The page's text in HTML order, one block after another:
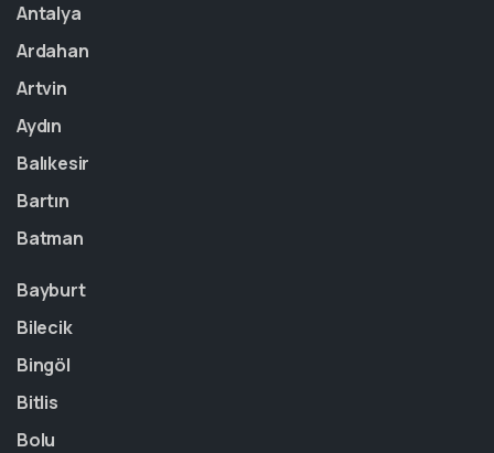
Antalya
Ardahan
Artvin
Aydın
Balıkesir
Bartın
Batman
Bayburt
Bilecik
Bingöl
Bitlis
Bolu